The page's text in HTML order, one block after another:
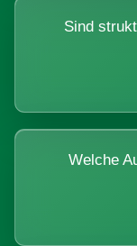
Sind
Welche